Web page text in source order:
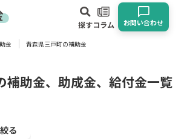
探すコラム お問い合わせ
金 青森県三戸町の補助金
補助金、助成金、給付金一覧
る